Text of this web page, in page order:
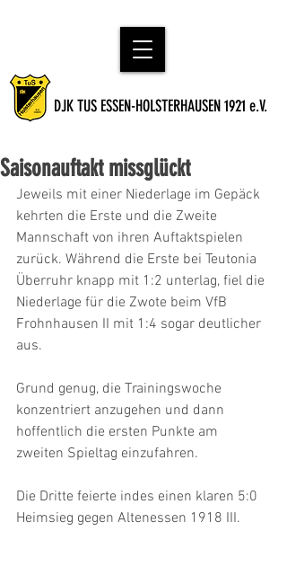
DJK TUS ESSEN-HOLSTERHAUSEN 1921 e.V.
Saisonauftakt missglückt
Jeweils mit einer Niederlage im Gepäck
kehrten die Erste und die Zweite
Mannschaft von ihren Auftaktspielen
zurück. Während die Erste bei Teutonia
Überruhr knapp mit 1:2 unterlag, fiel die
Niederlage für die Zwote beim VfB
Frohnhausen II mit 1:4 sogar deutlicher
aus.
Grund genug, die Trainingswoche
konzentriert anzugehen und dann
hoffentlich die ersten Punkte am
zweiten Spieltag einzufahren.
Die Dritte feierte indes einen klaren 5:0
Heimsieg gegen Altenessen 1918 III.